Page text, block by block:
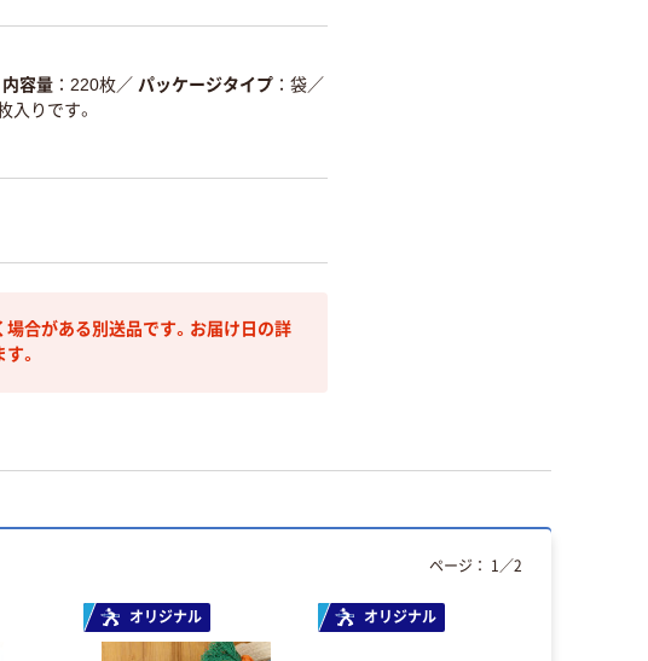
下部の商品詳細「
内容量 220枚／ パッケージタイプ 袋／
入りです。
合がある別送品です。お届け日の詳
。
オリジナル オリジナル
ページ： 1 ／2